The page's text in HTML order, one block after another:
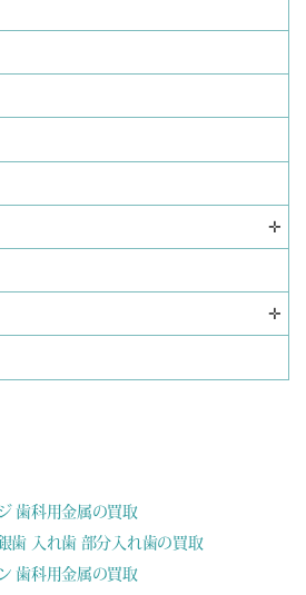
✛
✛
歯科用金属の買取
歯 入れ歯 部分入れ歯の買取
歯科用金属の買取